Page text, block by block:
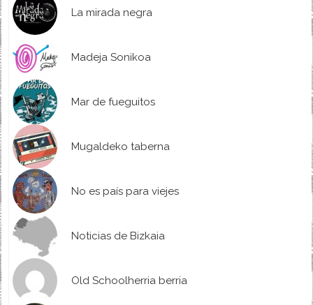
La mirada negra
Madeja Sonikoa
Mar de fueguitos
Mugaldeko taberna
No es país para viejes
Noticias de Bizkaia
Old Schoolherria berria